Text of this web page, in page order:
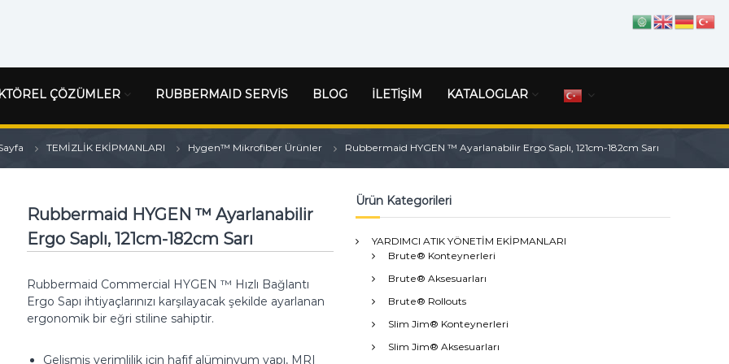
ÇÖZÜMLER RUBBERMAID SERVİS BLOG İLETİŞİM KATALOGLAR
TEMİZLİK EKİPMANLARI Hygen™ Mikrofiber Ürünler Rubbermaid HYGEN ™ Ayarlanabilir Ergo Saplı, 121cm-182cm Sarı
Rubbermaid HYGEN ™ Ayarlanabilir
Ergo Saplı, 121cm-182cm Sarı
Rubbermaid Commercial HYGEN ™ Hızlı Bağlantı
Ergo Sapı ihtiyaçlarınızı karşılayacak şekilde ayarlanan
ergonomik bir eğri stiline sahiptir.
Gelişmiş verimlilik için hafif alüminyum yapı, MRI
Ürün Kategorileri
YARDIMCI ATIK YÖNETİM EKİPMANLARI
Brute® Konteynerleri
Brute® Aksesuarları
Brute® Rollouts
Slim Jim® Konteynerleri
Slim Jim® Aksesuarları